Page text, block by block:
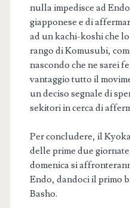
nulla impedisce ad
giapponese e di
ad un kachi-koshi che
rango di Komusubi,
nascondo che ne sarei
vantaggio tutto il
un deciso segnale di
sekitori in cerca di
Per concludere, il
delle prime due
domenica si
Endo, dandoci il primo
Basho.